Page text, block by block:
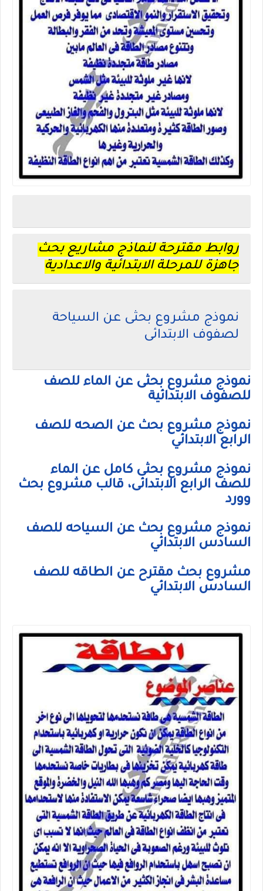
روابط مقترحة لنماذج مشاريع بحث
جاهزة للمرحلة الابتدائية والاعدادية
نموذج مشروع بحثى عن السياحة
لصفوف الابتدائى
نموذج مشروع بحثى عن الماء للصف
للصفوف الابتدائية
نموذج مشروع بحث عن الصحه للصف
الرابع الابتدائي
نموذج مشروع بحثى كامل عن الماء
للصف الرابع الابتدائى، قالب مشروع بحث
وورد
نموذج مشروع بحث عن السياحه للصف
السادس الابتدائي
مشروع بحث مقترح عن الطاقه للصف
السادس الابتدائي